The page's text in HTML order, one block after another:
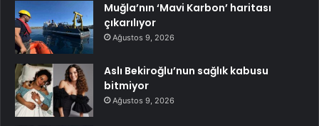
Muğla’nın ‘Mavi Karbon’ haritası
çıkarılıyor
Ağustos 9, 2026
Aslı Bekiroğlu’nun sağlık kabusu
bitmiyor
Ağustos 9, 2026